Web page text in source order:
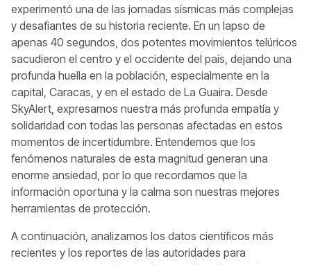
experimentó una de las jornadas sísmicas más complejas
y desafiantes de su historia reciente. En un lapso de
apenas 40 segundos, dos potentes movimientos telúricos
sacudieron el centro y el occidente del país, dejando una
profunda huella en la población, especialmente en la
capital, Caracas, y en el estado de La Guaira. Desde
SkyAlert, expresamos nuestra más profunda empatía y
solidaridad con todas las personas afectadas en estos
momentos de incertidumbre. Entendemos que los
fenómenos naturales de esta magnitud generan una
enorme ansiedad, por lo que recordamos que la
información oportuna y la calma son nuestras mejores
herramientas de protección.
A continuación, analizamos los datos científicos más
recientes y los reportes de las autoridades para